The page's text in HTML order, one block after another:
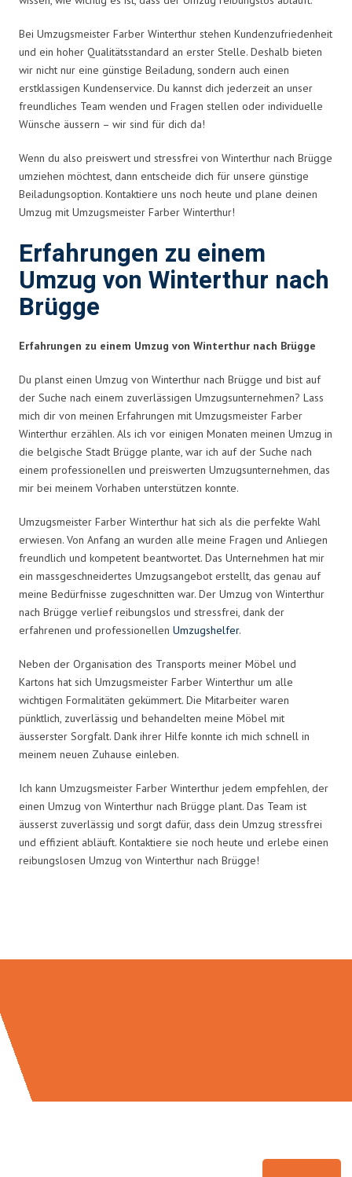
Bei Umzugsmeister Farber Winterthur stehen Kundenzufriedenheit
und ein hoher Qualitätsstandard an erster Stelle. Deshalb bieten
wir nicht nur eine günstige Beiladung, sondern auch einen
erstklassigen Kundenservice. Du kannst dich jederzeit an unser
freundliches Team wenden und Fragen stellen oder individuelle
Wünsche äussern – wir sind für dich da!
Wenn du also preiswert und stressfrei von Winterthur nach Brügge
umziehen möchtest, dann entscheide dich für unsere günstige
Beiladungsoption. Kontaktiere uns noch heute und plane deinen
Umzug mit Umzugsmeister Farber Winterthur!
Erfahrungen zu einem
Umzug von Winterthur nach
Brügge
Erfahrungen zu einem Umzug von Winterthur nach Brügge
Du planst einen Umzug von Winterthur nach Brügge und bist auf
der Suche nach einem zuverlässigen Umzugsunternehmen? Lass
mich dir von meinen Erfahrungen mit Umzugsmeister Farber
Winterthur erzählen. Als ich vor einigen Monaten meinen Umzug in
die belgische Stadt Brügge plante, war ich auf der Suche nach
einem professionellen und preiswerten Umzugsunternehmen, das
mir bei meinem Vorhaben unterstützen konnte.
Umzugsmeister Farber Winterthur hat sich als die perfekte Wahl
erwiesen. Von Anfang an wurden alle meine Fragen und Anliegen
freundlich und kompetent beantwortet. Das Unternehmen hat mir
ein massgeschneidertes Umzugsangebot erstellt, das genau auf
meine Bedürfnisse zugeschnitten war. Der Umzug von Winterthur
nach Brügge verlief reibungslos und stressfrei, dank der
erfahrenen und professionellen Umzugshelfer.
Neben der Organisation des Transports meiner Möbel und
Kartons hat sich Umzugsmeister Farber Winterthur um alle
wichtigen Formalitäten gekümmert. Die Mitarbeiter waren
pünktlich, zuverlässig und behandelten meine Möbel mit
äusserster Sorgfalt. Dank ihrer Hilfe konnte ich mich schnell in
meinem neuen Zuhause einleben.
Ich kann Umzugsmeister Farber Winterthur jedem empfehlen, der
einen Umzug von Winterthur nach Brügge plant. Das Team ist
äusserst zuverlässig und sorgt dafür, dass dein Umzug stressfrei
und effizient abläuft. Kontaktiere sie noch heute und erlebe einen
reibungslosen Umzug von Winterthur nach Brügge!